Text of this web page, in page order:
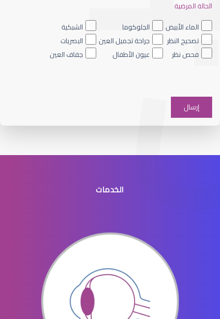
طبيب عيون الرياض
افضل طبيب عيون جنوب الرياض
افضل دكتور عيون في النسيم
الحالة المرضية
الماء الأبيض
الجلوكوما
الشبكية
تصحيح النظر
جراحة تجميل العين
البصريات
فحص نظر
عيون الأطفال جفاف العين
الخدمات